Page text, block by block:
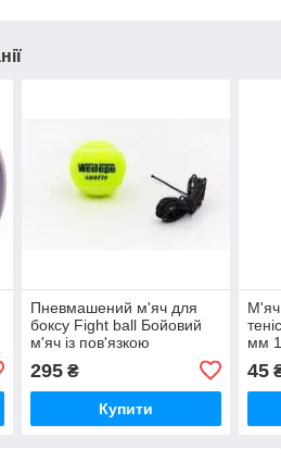
Пневмашений м'яч для
боксу Fight ball Бойовий
м'яч із пов'язкою
295₴
Купити
М'яч
мм
45